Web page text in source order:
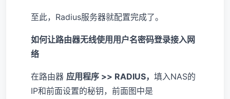
至此，Radius服务器就配置完成了。
如何让路由器无线使用用户名密码登录接入网
络
在路由器 应用程序 >> RADIUS， 填入NAS的
IP和前面设置的秘钥，前面图中是